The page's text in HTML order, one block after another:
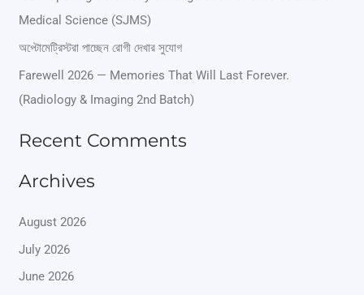
f
:
Medical Science (SJMS)
অপ্টোমেট্রিস্টরা পাচ্ছেন রোগী দেখার সুযোগ
Farewell 2026 — Memories That Will Last Forever.
(Radiology & Imaging 2nd Batch)
Recent Comments
Archives
August 2026
July 2026
June 2026